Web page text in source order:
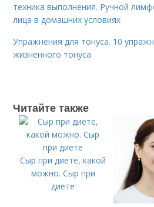
техника выполнения. Ручной
лица в домашних условиях
Упражнения для тонуса. 10
жизненного тонуса
Читайте также
Сыр при диете, какой
можно. Сыр при
диете